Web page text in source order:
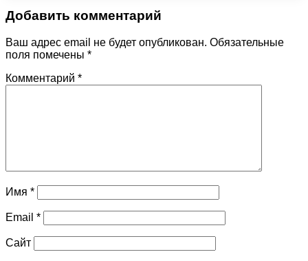
Добавить комментарий
Ваш адрес email не будет опубликован. Обязательные
поля помечены *
Комментарий *
Имя *
Email *
Сайт